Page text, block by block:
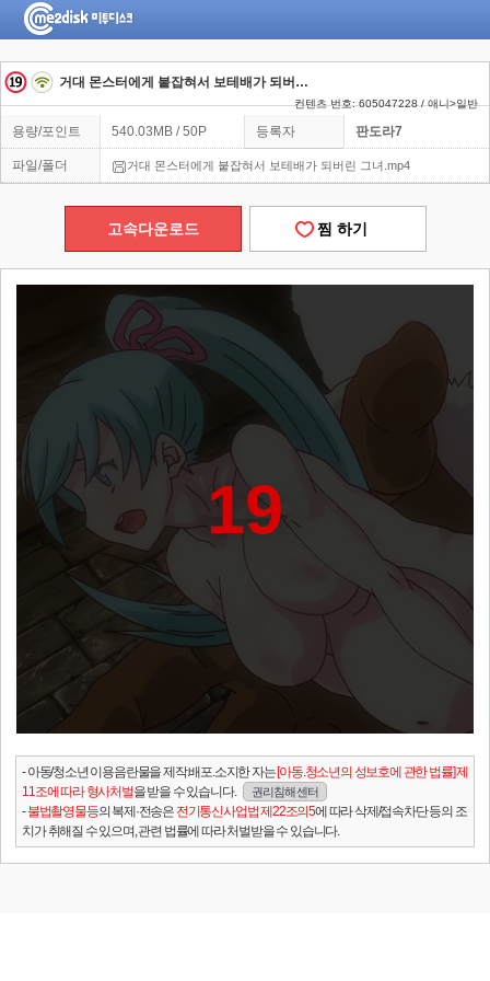
거대 몬스터에게 붙잡혀서 보테배가 되버린 그녀
컨텐츠 번호: 605047228 / 애니>일반
용량/포인트 540.03MB / 50P 등록자 판도라7
파일/폴더 거대 몬스터에게 붙잡혀서 보테배가 되버린 그녀.mp4
고속다운로드 찜 하기
19
- 아동/청소년 이용음란물을 제작.배포.소지한 자는[아동.청소년의 성보호에 관한 법률] 제
11조에 따라 형사처벌을 받을 수 있습니다. 권리침해 센터
-불법촬영물등의 복제·전송은 전기통신사업법 제22조의5에 따라 삭제/접속차단 등의 조
치가 취해질 수 있으며, 관련 법률에 따라 처벌받을 수 있습니다.